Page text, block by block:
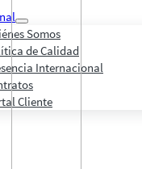
Somos
de Calidad
Internacional
Cliente